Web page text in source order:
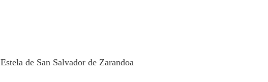
Estela de San Salvador de Zarandoa